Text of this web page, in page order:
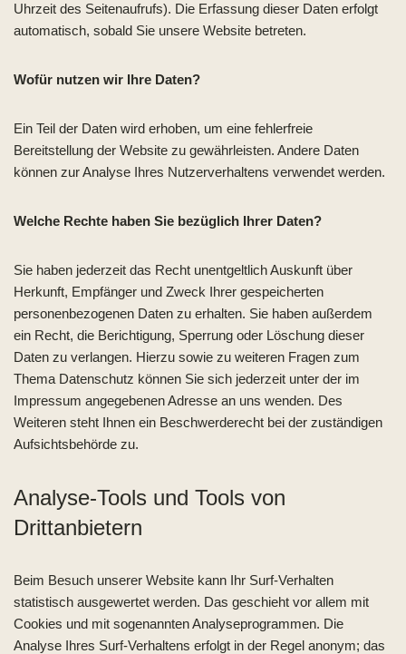
Uhrzeit des Seitenaufrufs). Die Erfassung dieser Daten erfolgt
automatisch, sobald Sie unsere Website betreten.
Wofür nutzen wir Ihre Daten?
Ein Teil der Daten wird erhoben, um eine fehlerfreie
Bereitstellung der Website zu gewährleisten. Andere Daten
können zur Analyse Ihres Nutzerverhaltens verwendet werden.
Welche Rechte haben Sie bezüglich Ihrer Daten?
Sie haben jederzeit das Recht unentgeltlich Auskunft über
Herkunft, Empfänger und Zweck Ihrer gespeicherten
personenbezogenen Daten zu erhalten. Sie haben außerdem
ein Recht, die Berichtigung, Sperrung oder Löschung dieser
Daten zu verlangen. Hierzu sowie zu weiteren Fragen zum
Thema Datenschutz können Sie sich jederzeit unter der im
Impressum angegebenen Adresse an uns wenden. Des
Weiteren steht Ihnen ein Beschwerderecht bei der zuständigen
Aufsichtsbehörde zu.
Analyse-Tools und Tools von
Drittanbietern
Beim Besuch unserer Website kann Ihr Surf-Verhalten
statistisch ausgewertet werden. Das geschieht vor allem mit
Cookies und mit sogenannten Analyseprogrammen. Die
Analyse Ihres Surf-Verhaltens erfolgt in der Regel anonym; das